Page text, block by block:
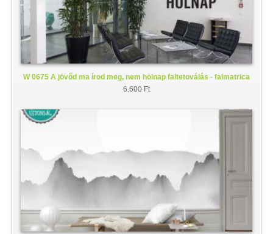
W 0675 A jövőd ma írod meg, nem holnap faltetoválás - falmatrica
6.600 Ft